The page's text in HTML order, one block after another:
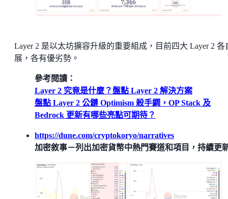
Layer 2 是以太坊擴容升級的重要組成，目前四大 Layer 2 各
展，各有優劣勢。
參考閱讀：
Layer 2 究竟是什麼？盤點 Layer 2 解決方案
盤點 Layer 2 公鏈 Optimism 殺手鐧，OP Stack 及
Bedrock 更新有哪些亮點可期待？
https://dune.com/cryptokoryo/narratives
加密敘事－列出加密貨幣中熱門賽道和項目，持續更